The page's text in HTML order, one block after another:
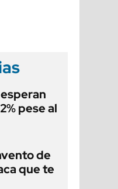
pese al
de
que te